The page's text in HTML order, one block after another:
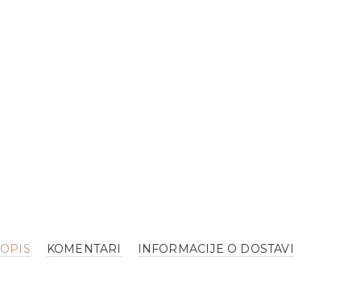
OPIS KOMENTARI INFORMACIJE O DOSTAVI